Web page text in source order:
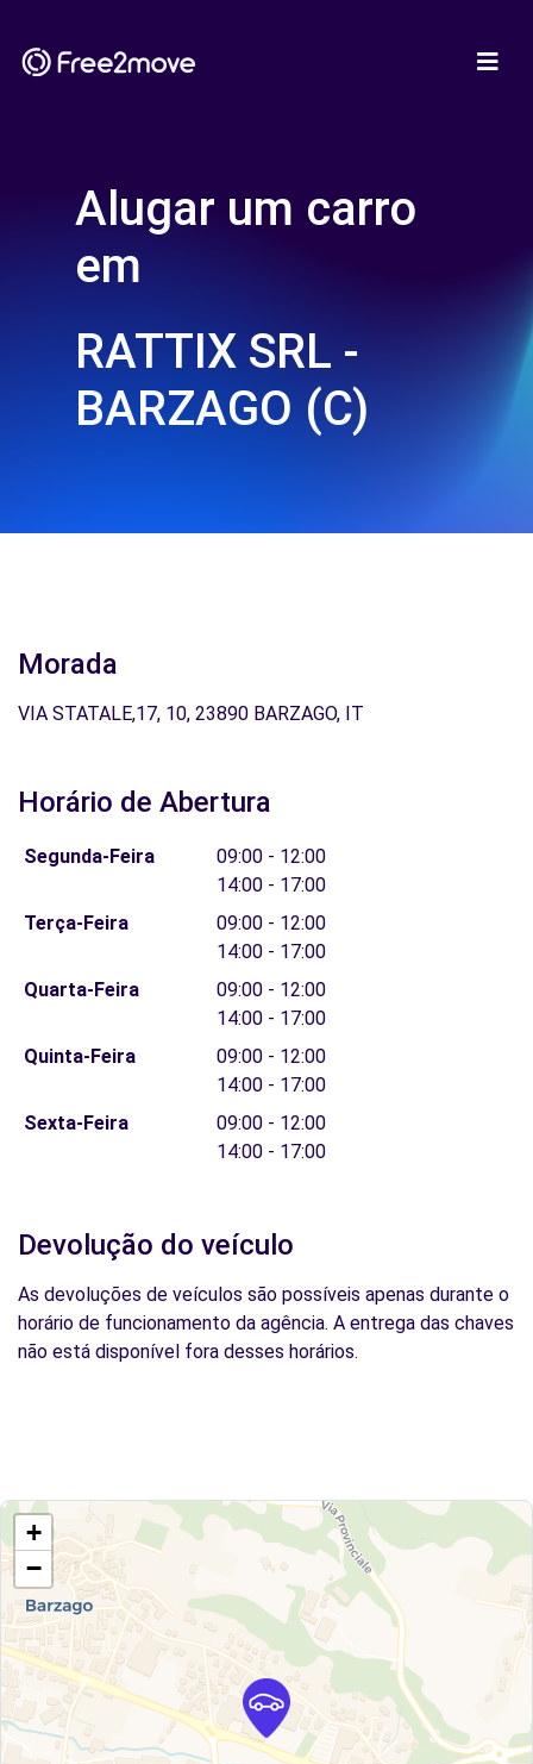
Alugar um carro
em
RATTIX SRL -
BARZAGO (C)
Morada
VIA STATALE,17, 10, 23890 BARZAGO, IT
Horário de Abertura
Segunda-Feira
09:00 - 12:00
14:00 - 17:00
Terça-Feira
09:00 - 12:00
14:00 - 17:00
Quarta-Feira
09:00 - 12:00
14:00 - 17:00
Quinta-Feira
09:00 - 12:00
14:00 - 17:00
Sexta-Feira
09:00 - 12:00
14:00 - 17:00
Devolução do veículo
As devoluções de veículos são possíveis apenas durante o
horário de funcionamento da agência. A entrega das chaves
não está disponível fora desses horários.
+
−